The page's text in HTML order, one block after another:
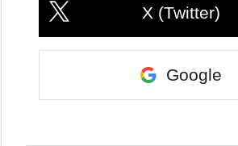
X (Twitter)
Google